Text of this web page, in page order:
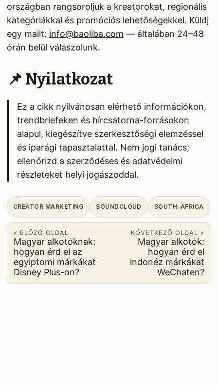
országban rangsoroljuk a kreatorokat, regionális
kategóriákkal és promóciós lehetőségekkel. Küldj
egy mailt: info@baoliba.com — általában 24–48
órán belül válaszolunk.
📌 Nyilatkozat
Ez a cikk nyilvánosan elérhető információkon,
trendbriefeken és hírcsatorna-forrásokon
alapul, kiegészítve szerkesztőségi elemzéssel
és iparági tapasztalattal. Nem jogi tanács;
ellenőrizd a szerződéses és adatvédelmi
részleteket helyi jogászoddal.
CREATOR MARKETING SOUNDCLOUD SOUTH-AFRICA
« ELŐZŐ OLDAL
Magyar alkotóknak:
hogyan érd el az
egyiptomi márkákat
Disney Plus-on?
KÖVETKEZŐ OLDAL »
Magyar alkotók:
hogyan érd el
indonéz márkákat
WeChaten?